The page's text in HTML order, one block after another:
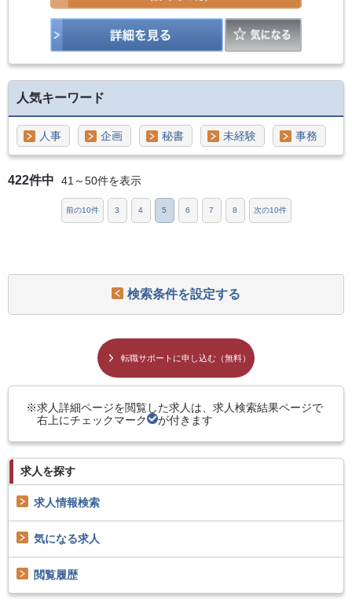
人気キーワード
人事 企画 秘書 未経験 事務
422件中 41～50件を表示
前の10件 3 4 5 6 7 8 次の10件
検索条件を設定する
転職サポートに申し込む（無料）
求人詳細ページを閲覧した求人は、求人検索結果ページで
右上にチェックマーク
が付きます
求人を探す
求人情報検索
気になる求人
閲覧履歴